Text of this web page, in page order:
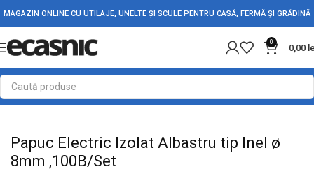
MAGAZIN ONLINE CU UTILAJE, UNELTE ȘI SCULE PENTRU CASĂ, FERMĂ ȘI GRĂDINĂ
0
0,00
Prima pagină Electrice Automatizari - Relee
Papuc Electric Izolat Albastru tip Inel ø
8mm ,100B/Set